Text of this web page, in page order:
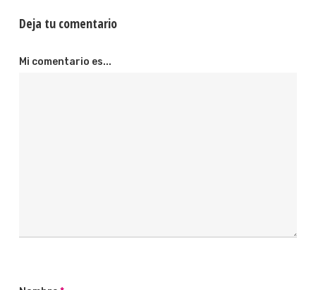
Deja tu comentario
Mi comentario es...